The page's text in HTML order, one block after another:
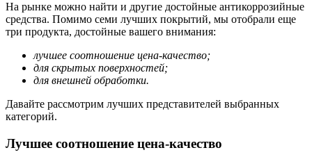
На рынке можно найти и другие достойные антикоррозийные
средства. Помимо семи лучших покрытий, мы отобрали еще
три продукта, достойные вашего внимания:
лучшее соотношение цена-качество;
для скрытых поверхностей;
для внешней обработки.
Давайте рассмотрим лучших представителей выбранных
категорий.
Лучшее соотношение цена-качество